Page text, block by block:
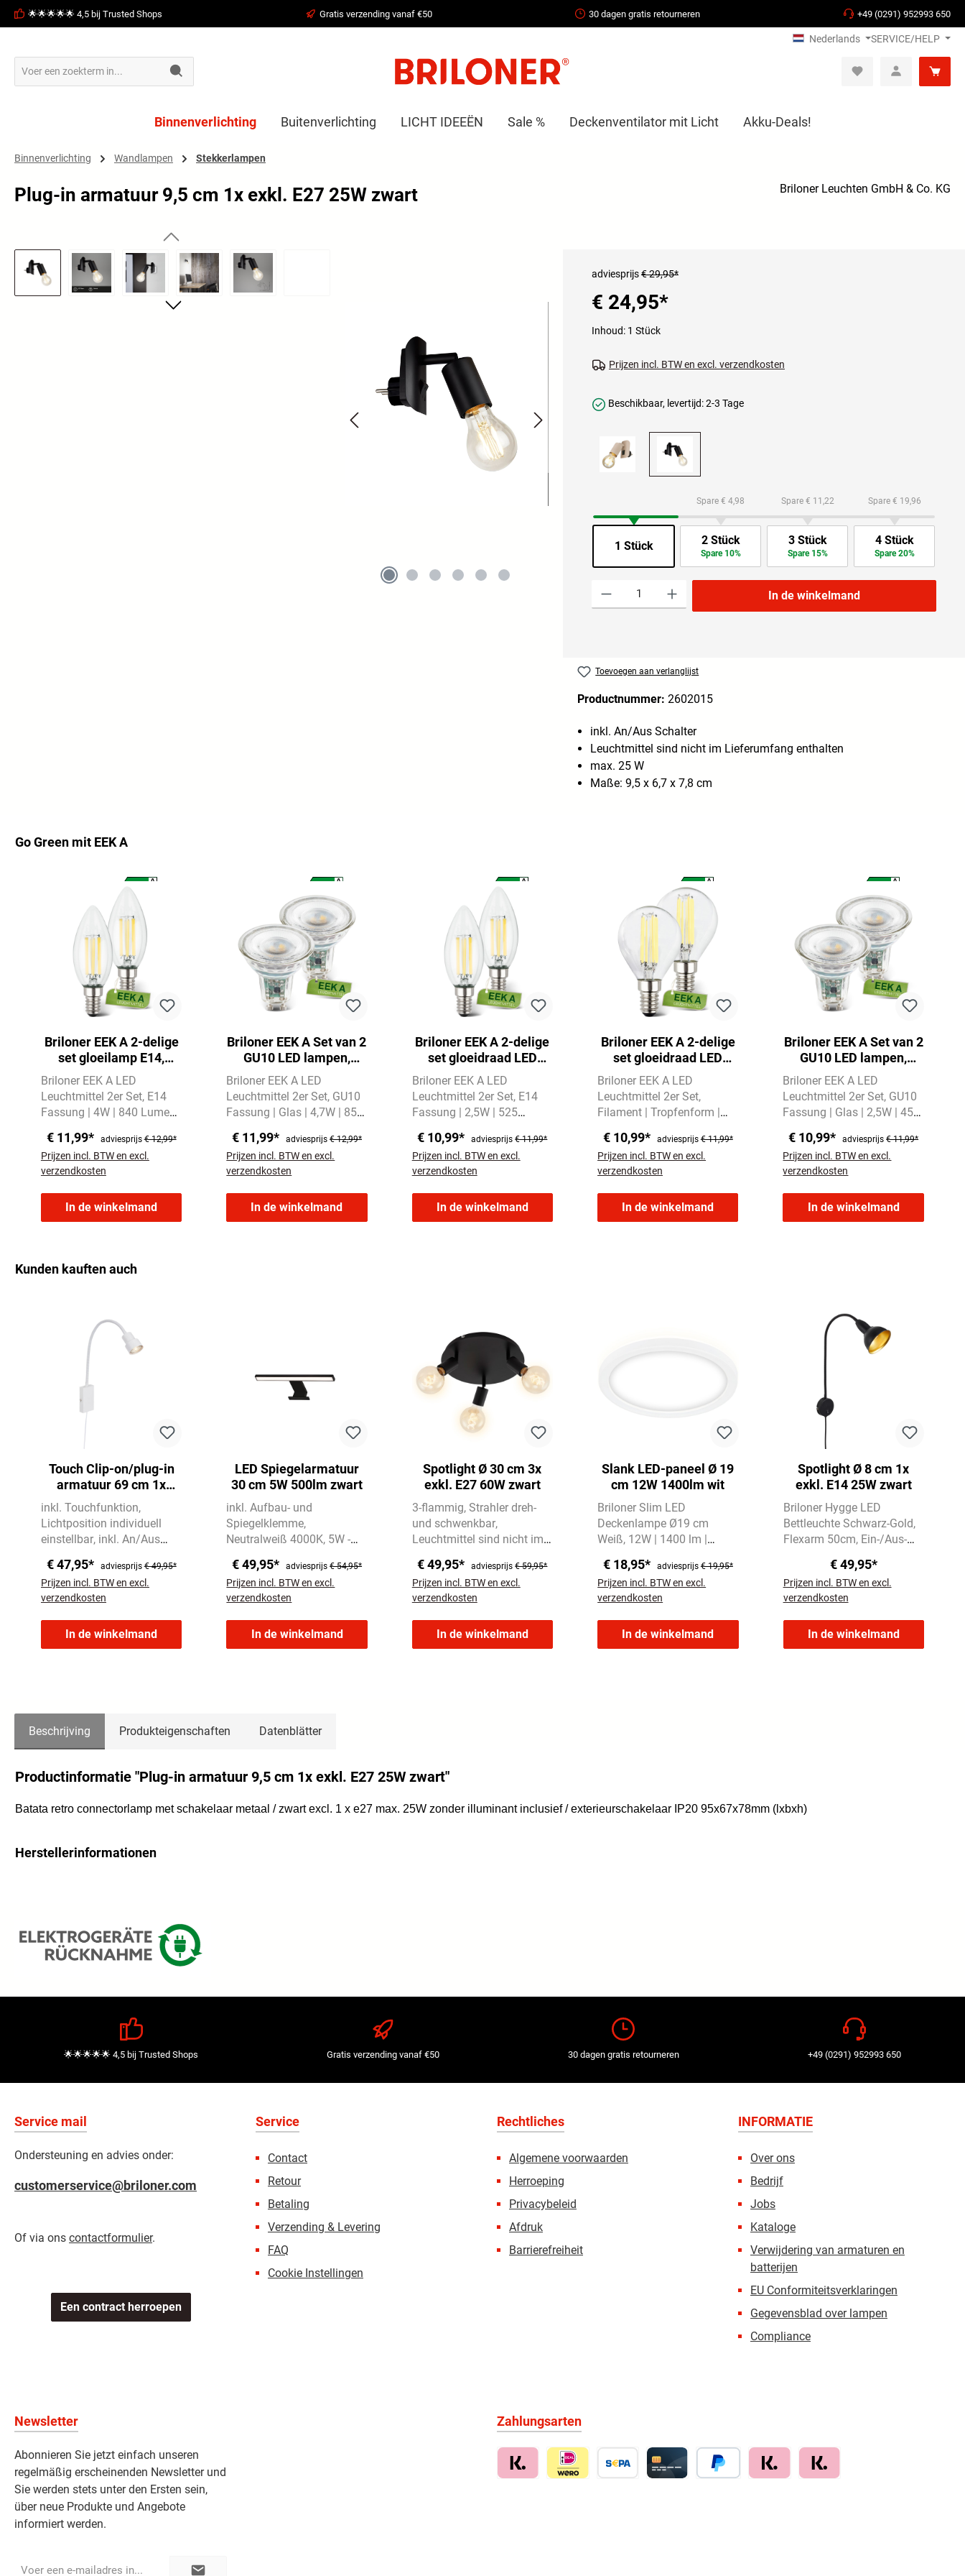
Ga naar de hoofdnavigatie
🌟🌟🌟🌟🌟 4,5 bij Trusted Shops Gratis verzending vanaf €50 30 dagen gratis retourneren +49 (0291) 952993 650
Nederlands SERVICE/HELP
Binnenverlichting Buitenverlichting LICHT IDEEËN Sale % Deckenventilator mit Licht Akku-Deals!
Binnenverlichting Wandlampen Stekkerlampen
Plug-in armatuur 9,5 cm 1x exkl. E27 25W zwart Briloner Leuchten GmbH & Co. KG
Afbeeldingengalerij overslaan
adviesprijs€ 29,95*
€ 24,95*
Inhoud: 1 Stück
Prijzen incl. BTW en excl. verzendkosten
Beschikbaar, levertijd: 2-3 Tage
1 Stück
Spare € 4,98
2 Stück
Spare 10%
Spare € 11,22
3 Stück
Spare 15%
Spare € 19,96
4 Stück
Spare 20%
In de winkelmand
Toevoegen aan verlanglijst
Productnummer: 2602015
inkl. An/Aus Schalter
Leuchtmittel sind nicht im Lieferumfang enthalten
max. 25 W
Maße: 9,5 x 6,7 x 7,8 cm
Go Green mit EEK A
A
Briloner EEK A 2-delige
set gloeilamp E14,
warm wit licht, kaars
Briloner EEK A LED
Leuchtmittel 2er Set E14
Fassung | 4W | 840 Lumen
3000 Kelvin
€ 11,99* adviesprijs€ 12,99*
Prijzen incl. BTW en excl.
verzendkosten
In de winkelmand
A
Briloner EEK A Set van 2
GU10 LED lampen,
warm wit licht, glas
Briloner EEK A LED
Leuchtmittel 2er Set GU10
Fassung | Glas | 4,7W | 850
mit 3000 Kelvin
€ 11,99* adviesprijs € 12,99*
Prijzen incl. BTW en excl.
verzendkosten
In de winkelmand
A
Briloner EEK A 2-delige
set gloeidraad LED
lamp E14, warm wit
licht, kaars
Briloner EEK A LED
Leuchtmittel 2er Set E14
Fassung | 2,5W | 525
mit 3000 Kelvin
€ 10,99* adviesprijs€ 11,99*
Prijzen incl. BTW en excl.
verzendkosten
In de winkelmand
A
A
G
Briloner EEK A 2-delige
set gloeidraad LED
lamp E14, warm wit
licht, druppel
Briloner EEK A LED
Leuchtmittel 2er Set
Filament | Tropfenform |
Warmweißes Licht mit
3000 Kelvin
€ 10,99* adviesprijs€ 11,99*
Prijzen incl. BTW en excl.
verzendkosten
In de winkelmand
A
Briloner EEK A Set van 2
GU10 LED lampen,
warm wit licht, glas
Briloner EEK A LED
Leuchtmittel 2er Set GU10
Fassung | Glas | 2,5W | 450
mit 3000 Kelvin
€ 10,99* adviesprijs€ 11,99*
Prijzen incl. BTW en excl.
verzendkosten
In de winkelmand
Kunden kauften auch
Touch Clip-on/plug-in
armatuur 69 cm 1x
GU10 5W 400lm wit
inkl. Touchfunktion
Lichtposition individuell
einstellbar inkl. An/Aus
€ 47,95* adviesprijs€ 49,95*
Prijzen incl. BTW en excl.
verzendkosten
In de winkelmand
LED Spiegelarmatuur
30 cm 5W 500lm zwart
inkl. Aufbau- und
Spiegelklemme
Neutralweiß 4000K 5W -
€ 49,95* adviesprijs€ 54,95*
Prijzen incl. BTW en excl.
verzendkosten
In de winkelmand
Spotlight Ø 30 cm 3x
exkl. E27 60W zwart
3-flammig Strahler dreh-
und schwenkbar
Leuchtmittel sind nicht im
€ 49,95* adviesprijs€ 59,95*
Prijzen incl. BTW en excl.
verzendkosten
In de winkelmand
Slank LED-paneel Ø 19
cm 12W 1400lm wit
Briloner Slim LED
Deckenlampe Ø19 cm
Weiß 12W | 1400 lm |
Indirekter Backlight-Effekt
für angenehmes Raumlicht
€ 18,95* adviesprijs€ 19,95*
Prijzen incl. BTW en excl.
verzendkosten
In de winkelmand
Spotlight Ø 8 cm 1x
exkl. E14 25W zwart
Briloner Hygge LED
Bettleuchte Schwarz-Gold
Flexarm 50cm, Ein-/Aus-
Leuchtmittel Für
Schlafzimmer &
Lesebereich, Schutzart IP20
€ 49,95*
Prijzen incl. BTW en excl.
verzendkosten
In de winkelmand
Beschrijving Produkteigenschaften Datenblätter
Productinformatie "Plug-in armatuur 9,5 cm 1x exkl. E27 25W zwart"
Batata retro connectorlamp met schakelaar metaal / zwart excl. 1 x e27 max. 25W zonder illuminant inclusief / exterieurschakelaar IP20 95x67x78mm (lxbxh)
Herstellerinformationen
🌟🌟🌟🌟🌟 4,5 bij Trusted Shops Gratis verzending vanaf €50 30 dagen gratis retourneren +49 (0291) 952993 650
Service mail
Ondersteuning en advies onder:
customerservice@briloner.com
Of via ons contactformulier.
Een contract herroepen
Service
Contact
Retour
Betaling
Verzending & Levering
FAQ
Cookie Instellingen
Rechtliches
Algemene voorwaarden
Herroeping
Privacybeleid
Afdruk
Barrierefreiheit
INFORMATIE
Over ons
Bedrijf
Jobs
Kataloge
Verwijdering van armaturen en
batterijen
EU Conformiteitsverklaringen
Gegevensblad over lampen
Compliance
Newsletter
Abonnieren Sie jetzt einfach unseren
regelmäßig erscheinenden Newsletter und
Sie werden stets unter den Ersten sein,
über neue Produkte und Angebote
informiert werden.
Zahlungsarten